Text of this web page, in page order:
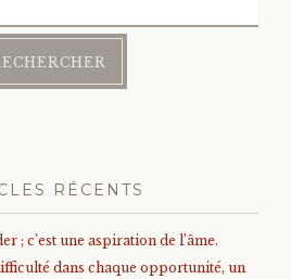
RÉCENTS
; c’est une aspiration de l’âme.
dans chaque opportunité, un